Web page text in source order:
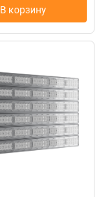
В корзину